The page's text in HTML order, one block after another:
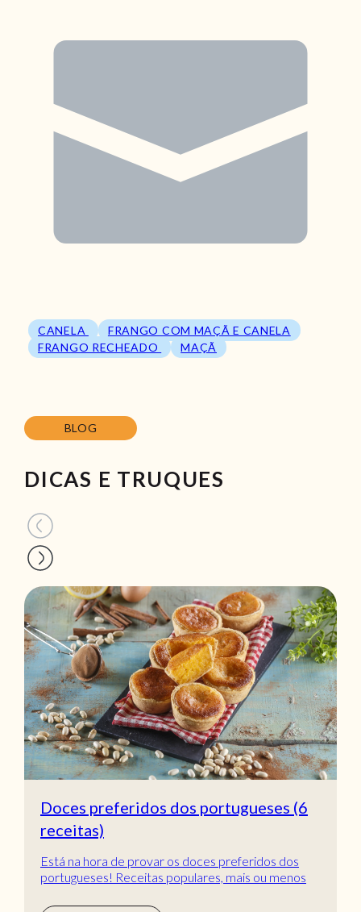
CANELA
FRANGO COM MAÇÃ E CANELA
FRANGO RECHEADO
MAÇÃ
BLOG
DICAS E TRUQUES
Doces preferidos dos portugueses (6
receitas)
Está na hora de provar os doces preferidos dos
portugueses! Receitas populares, mais ou menos